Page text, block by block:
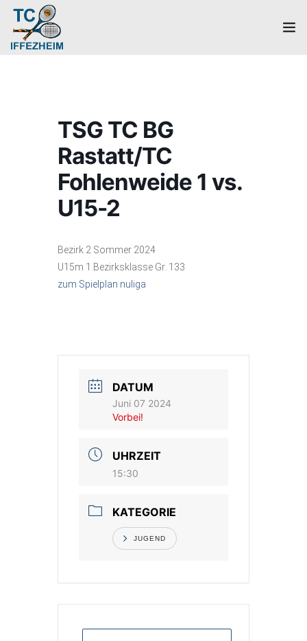
Mitglied werden!
TSG TC BG
Rastatt/TC
Fohlenweide 1 vs.
U15-2
Bezirk 2 Sommer 2024
U15m 1.Bezirksklasse Gr. 133
zum Spielplan nuliga
DATUM
Juni 07 2024
Vorbei!
UHRZEIT
15:30
KATEGORIE
JUGEND